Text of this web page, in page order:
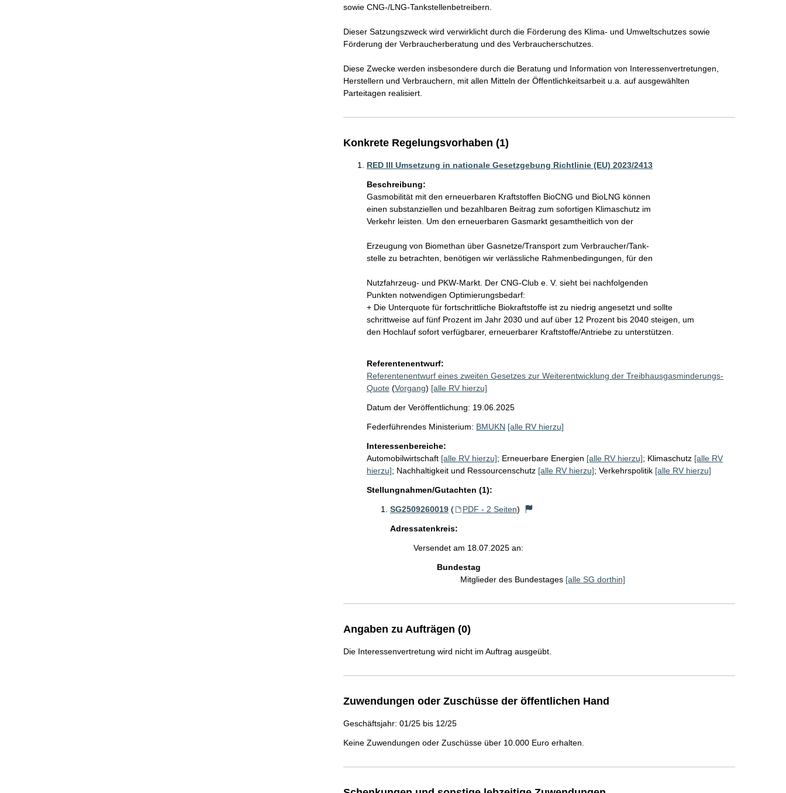
sowie CNG-/LNG-Tankstellenbetreibern.
Dieser Satzungszweck wird verwirklicht durch die Förderung des Klima- und Umweltschutzes sowie
Förderung der Verbraucherberatung und des Verbraucherschutzes.
Diese Zwecke werden insbesondere durch die Beratung und Information von Interessenvertretungen,
Herstellern und Verbrauchern, mit allen Mitteln der Öffentlichkeitsarbeit u.a. auf ausgewählten
Konkrete Regelungsvorhaben (1)
RED III Umsetzung in nationale Gesetzgebung Richtlinie (EU) 2023/2413
Beschreibung:
Gasmobilität mit den erneuerbaren Kraftstoffen BioCNG und BioLNG können
einen substanziellen und bezahlbaren Beitrag zum sofortigen Klimaschutz im
Verkehr leisten. Um den erneuerbaren Gasmarkt gesamtheitlich von der
Erzeugung von Biomethan über Gasnetze/Transport zum Verbraucher/Tank-
stelle zu betrachten, benötigen wir verlässliche Rahmenbedingungen, für den
Nutzfahrzeug- und PKW-Markt. Der CNG-Club e. V. sieht bei nachfolgenden
Punkten notwendigen Optimierungsbedarf:
+ Die Unterquote für fortschrittliche Biokraftstoffe ist zu niedrig angesetzt und sollte
schrittweise auf fünf Prozent im Jahr 2030 und auf über 12 Prozent bis 2040 steigen, um
den Hochlauf sofort verfügbarer, erneuerbarer Kraftstoffe/Antriebe zu unterstützen.
Referentenentwurf:
Referentenentwurf eines zweiten Gesetzes zur Weiterentwicklung der Treibhausgasminderungs-
Quote(Vorgang) [alle RV hierzu]
Datum der Veröffentlichung: 19.06.2025
Federführendes Ministerium: BMUKN [alle RV hierzu]
Interessenbereiche:
Automobilwirtschaft [alle RV hierzu]; Erneuerbare Energien [alle RV hierzu]; Klimaschutz [alle RV
hierzu]; Nachhaltigkeit und Ressourcenschutz [alle RV hierzu]; Verkehrspolitik [alle RV hierzu]
Stellungnahmen/Gutachten (1):
SG2509260019 ( PDF - 2 Seiten)
Adressatenkreis:
Versendet am 18.07.2025 an:
Bundestag
Mitglieder des Bundestages [alle SG dorthin]
Angaben zu Aufträgen (0)
Die Interessenvertretung wird nicht im Auftrag ausgeübt.
Zuwendungen oder Zuschüsse der öffentlichen Hand
Geschäftsjahr: 01/25 bis 12/25
Keine Zuwendungen oder Zuschüsse über 10.000 Euro erhalten.